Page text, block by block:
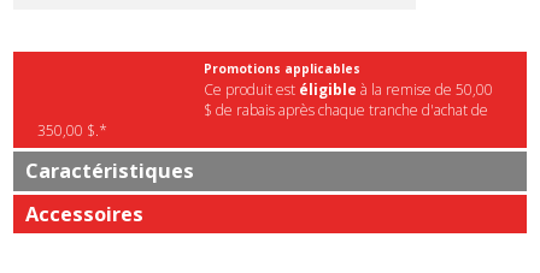
Promotions applicables
Ce produit est éligible à la remise de 50,00
$ de rabais après chaque tranche d'achat de
350,00 $.*
Caractéristiques
Accessoires